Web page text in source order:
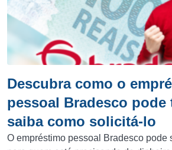
Descubra como o
pessoal Bradesco pode
saiba como solicitá-lo
O empréstimo pessoal Bradesco pode